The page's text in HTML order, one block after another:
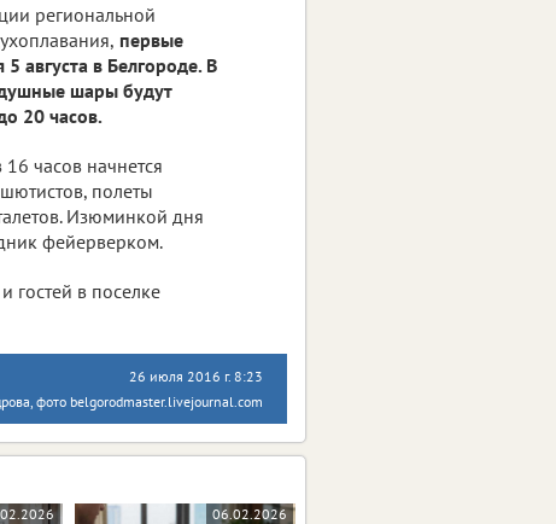
региональной
первые
5 августа в Белгороде. В
шары будут
20 часов.
часов начнется
полеты
Изюминкой дня
фейерверком.
гостей в поселке
26 июля 2016 г. 8:23
фото belgorodmaster.livejournal.com
06.02.2026